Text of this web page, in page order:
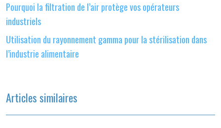
Pourquoi la filtration de l’air protège vos opérateurs
industriels
Utilisation du rayonnement gamma pour la stérilisation dans
l’industrie alimentaire
Articles similaires